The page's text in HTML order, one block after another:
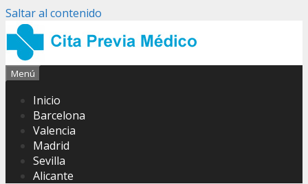
Saltar al contenido
Menú
Inicio
Barcelona
Valencia
Madrid
Sevilla
Alicante